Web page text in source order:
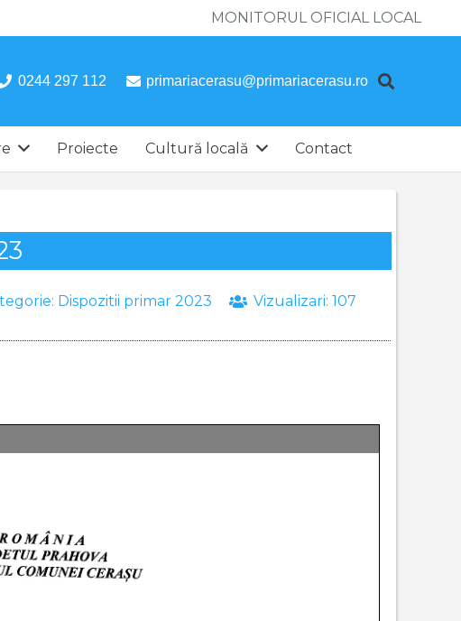
MONITORUL OFICIAL LOCAL
0244 297 112 primariacerasu@primariacerasu.ro
Proiecte Cultură locală Contact
Dispozitii primar 2023 Vizualizari: 107